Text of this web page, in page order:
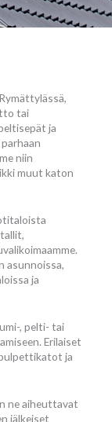
tai
ja
niin
muut katon
asunnoissa,
ja
, pelti- tai
Erilaiset
ja
ne aiheuttavat
jälkeiset